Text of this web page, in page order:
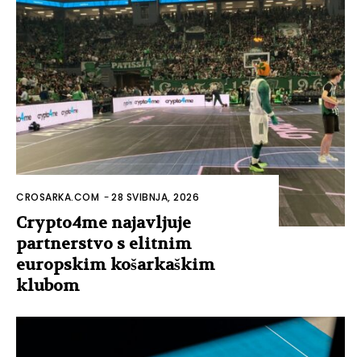
CROSARKA.COM -28 SVIBNJA, 2026
Crypto4me najavljuje
partnerstvo s elitnim
europskim košarkaškim
klubom